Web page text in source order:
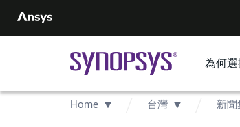
為何
Home 台灣 新聞